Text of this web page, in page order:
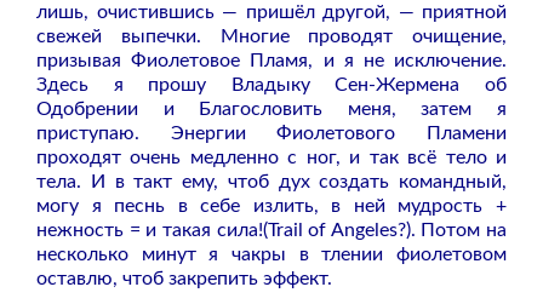
лишь, очистившись — пришёл другой, — приятной
свежей выпечки. Многие проводят очищение,
призывая Фиолетовое Пламя, и я не исключение.
Здесь я прошу Владыку Сен-Жермена об
Одобрении и Благословить меня, затем я
приступаю. Энергии Фиолетового Пламени
проходят очень медленно с ног, и так всё тело и
тела. И в такт ему, чтоб дух создать командный,
могу я песнь в себе излить, в ней мудрость +
нежность = и такая сила!(Trail of Angeles?). Потом на
несколько минут я чакры в тлении фиолетовом
оставлю, чтоб закрепить эффект.